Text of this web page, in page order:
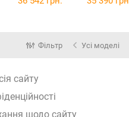
Фільтр Усі моделі
сайту
щодо сайту